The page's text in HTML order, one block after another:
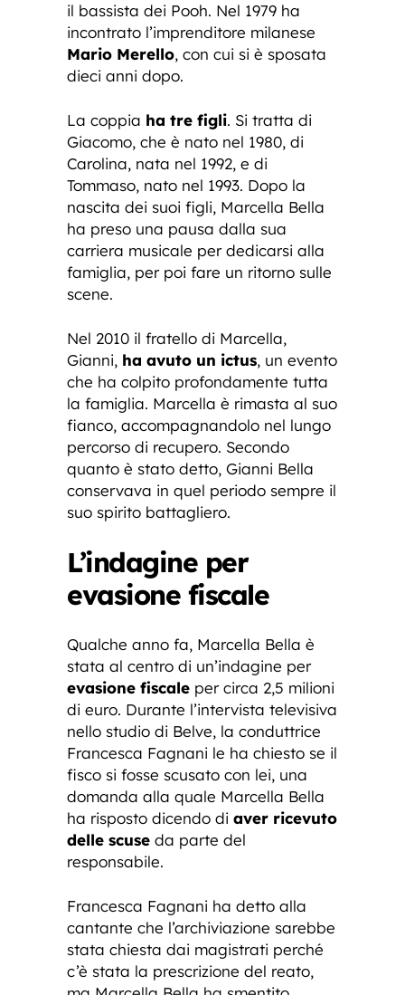
il bassista dei Pooh. Nel 1979 ha
incontrato l’imprenditore milanese
Mario Merello, con cui si è sposata
dieci anni dopo.
La coppia ha tre figli. Si tratta di
Giacomo, che è nato nel 1980, di
Carolina, nata nel 1992, e di
Tommaso, nato nel 1993. Dopo la
nascita dei suoi figli, Marcella Bella
ha preso una pausa dalla sua
carriera musicale per dedicarsi alla
famiglia, per poi fare un ritorno sulle
scene.
Nel 2010 il fratello di Marcella,
Gianni, ha avuto un ictus, un evento
che ha colpito profondamente tutta
la famiglia. Marcella è rimasta al suo
fianco, accompagnandolo nel lungo
percorso di recupero. Secondo
quanto è stato detto, Gianni Bella
conservava in quel periodo sempre il
suo spirito battagliero.
L’indagine per
evasione fiscale
Qualche anno fa, Marcella Bella è
stata al centro di un’indagine per
evasione fiscale per circa 2,5 milioni
di euro. Durante l’intervista televisiva
nello studio di Belve, la conduttrice
Francesca Fagnani le ha chiesto se il
fisco si fosse scusato con lei, una
domanda alla quale Marcella Bella
ha risposto dicendo di aver ricevuto
delle scuse da parte del
responsabile.
Francesca Fagnani ha detto alla
cantante che l’archiviazione sarebbe
stata chiesta dai magistrati perché
c’è stata la prescrizione del reato,